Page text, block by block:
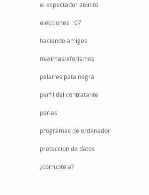
el espectador atónito
elecciones ´07
haciendo amigos
máximas/aforismos
pelaires pata negra
perfil del contratante
perlas
programas de ordenador
proteccion de datos
¿corruptela?